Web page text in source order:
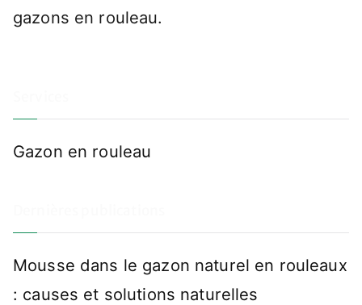
gazons en rouleau.
Gazon en rouleau
Mousse dans le gazon naturel en rouleaux
: causes et solutions naturelles